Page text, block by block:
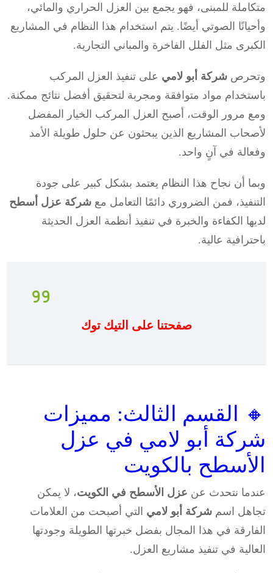
متكاملة للمبنى، فهو يجمع بين العزل الحراري والمائي،
وأحيانًا الصوتي أيضًا. يتم استخدام هذا النظام في المشاريع
الكبرى مثل الفلل الفاخرة والمباني التجارية.
وتحرص شركة أبو لامي على تنفيذ العزل المركب
باستخدام مواد متوافقة ومجربة لتحقيق أفضل نتائج ممكنة.
ومع مرور الوقت، أصبح العزل المركب الخيار المفضل
لأصحاب المشاريع الذين يبحثون عن حلول طويلة الأمد
وفعالة في آنٍ واحد.
وبما أن نجاح هذا النظام يعتمد بشكل كبير على جودة
التنفيذ، فمن الضروري دائمًا التعامل مع شركة عزل أسطح
لديها الكفاءة والخبرة في تنفيذ أنظمة العزل الحديثة
باحترافية عالية.
صفحتنا على التيك توك
🔸 القسم الثالث: مميزات
شركة أبو لامي في عزل
الأسطح بالكويت
عندما نتحدث عن عزل الأسطح في الكويت، لا يمكن
تجاهل اسم شركة أبو لامي التي أصبحت من العلامات
الفارقة في هذا المجال بفضل خبرتها الطويلة وجودتها
العالية في تنفيذ مشاريع العزل.